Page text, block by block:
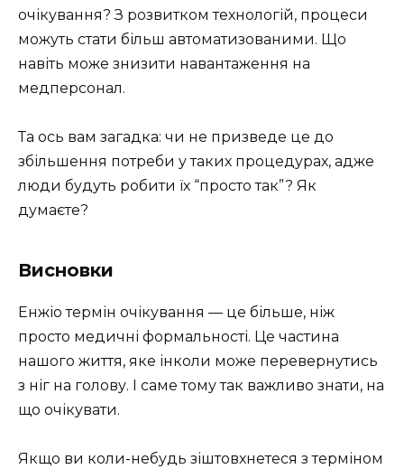
очікування? З розвитком технологій, процеси
можуть стати більш автоматизованими. Що
навіть може знизити навантаження на
медперсонал.
Та ось вам загадка: чи не призведе це до
збільшення потреби у таких процедурах, адже
люди будуть робити їх “просто так”? Як
думаєте?
Висновки
Енжіо термін очікування — це більше, ніж
просто медичні формальності. Це частина
нашого життя, яке інколи може перевернутись
з ніг на голову. І саме тому так важливо знати, на
що очікувати.
Якщо ви коли-небудь зіштовхнетеся з терміном